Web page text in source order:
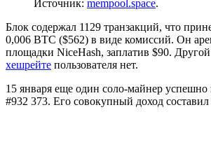
Источник: mempool.space.
Блок содержал 1129 транзакций, что
0,006 BTC ($562) в виде комиссий. Он
площадки NiceHash, заплатив $90.
хешрейте пользователя нет.
15 января еще один соло-майнер успешно
#932 373. Его совокупный доход составил